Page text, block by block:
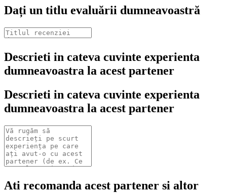
Dați un titlu evaluării dumneavoastră
Descrieti in cateva cuvinte experienta
dumneavoastra la acest partener
Descrieti in cateva cuvinte experienta
dumneavoastra la acest partener
Ati recomanda acest partener si altor